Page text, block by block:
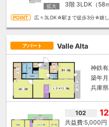
3階 3LDK（58
広々3LDK☆駅まで徒歩3分☆嬉
アパート Valle Alta
神鉄
築年
兵庫
102
5,000円